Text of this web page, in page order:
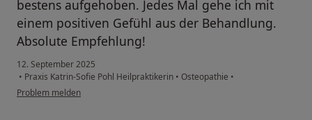
bestens aufgehoben. Jedes Mal gehe ich mit
einem positiven Gefühl aus der Behandlung.
Absolute Empfehlung!
12. September 2025
• Praxis Katrin-Sofie Pohl Heilpraktikerin • Osteopathie •
Problem melden